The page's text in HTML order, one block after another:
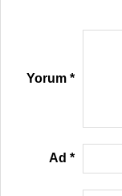
Yorum*
Ad*